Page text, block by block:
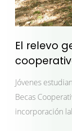
El relevo
Jóvenes
Becas
incorporación